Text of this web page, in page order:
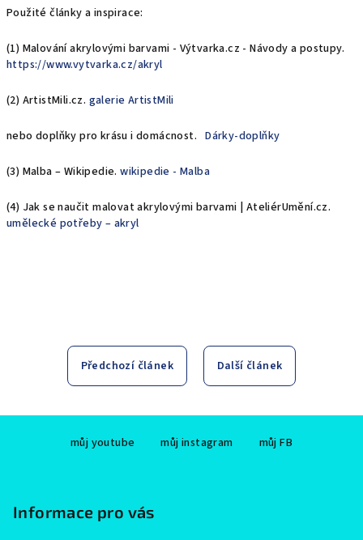
Použité články a inspirace:
(1) Malování akrylovými barvami - Výtvarka.cz - Návody a postupy.
https://www.vytvarka.cz/akryl
(2) ArtistMili.cz. galerie ArtistMili
nebo doplňky pro krásu i domácnost.Dárky-doplňky
(3) Malba – Wikipedie.wikipedie - Malba
(4) Jak se naučit malovat akrylovými barvami | AteliérUmění.cz.
umělecké potřeby – akryl
Předchozí článek Další článek
můj youtube můj instagram můj FB
Informace pro vás